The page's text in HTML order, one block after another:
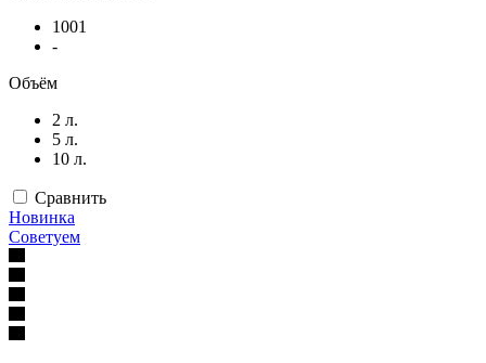
1001
-
Объём
2 л.
5 л.
10 л.
Сравнить
Новинка
Советуем